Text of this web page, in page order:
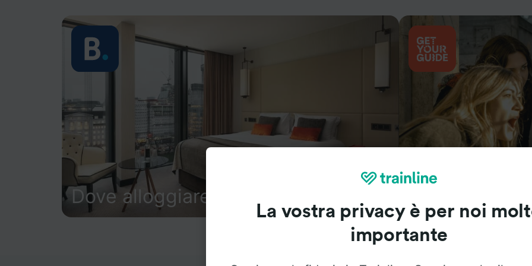
Dove alloggiare
La vostra privacy è per noi
importante